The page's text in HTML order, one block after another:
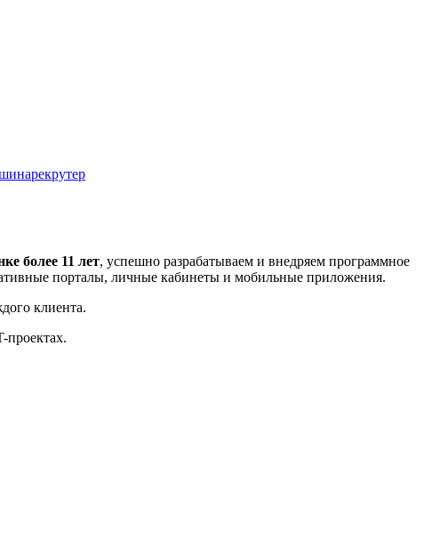
рекрутер
более 11 лет, успешно разрабатываем и внедряем программное
порталы, личные кабинеты и мобильные приложения.
клиента.
проектах.